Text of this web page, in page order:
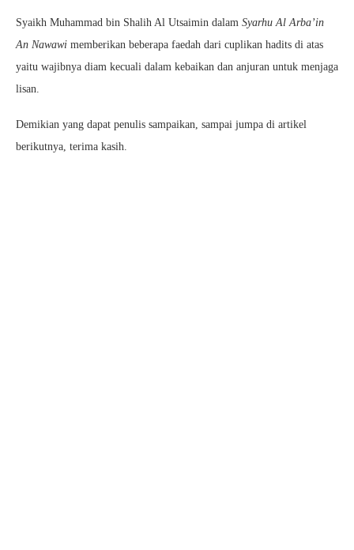
Syaikh Muhammad bin Shalih Al Utsaimin dalam Syarhu Al Arba’in
An Nawawi memberikan beberapa faedah dari cuplikan hadits di atas
yaitu wajibnya diam kecuali dalam kebaikan dan anjuran untuk menjaga
lisan.
Demikian yang dapat penulis sampaikan, sampai jumpa di artikel
berikutnya, terima kasih.